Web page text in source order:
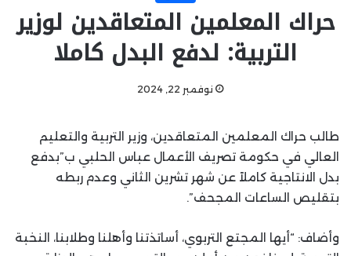
حراك المعلمين المتعاقدين لوزير
التربية: لدفع البدل كاملا
نوفمبر 22, 2024
طالب حراك المعلمين المتعاقدين، وزير التربية والتعليم
العالي في حكومة تصريف الأعمال عباس الحلبي ب”بدفع
بدل الانتاجية كاملاً عن شهر تشرين الثاني وعدم ربطه
بتقليص الساعات المجحف”.
وأضاف: “أيها المجتع التربوي، أساتذتنا وأهلنا وطلابنا، النخبة